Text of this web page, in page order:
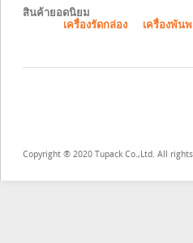
สินค้ายอดนิยม
เครื่องรัดกล่อง
เครื่องพัน
Copyright ® 2020 Tupack Co.,Ltd. All